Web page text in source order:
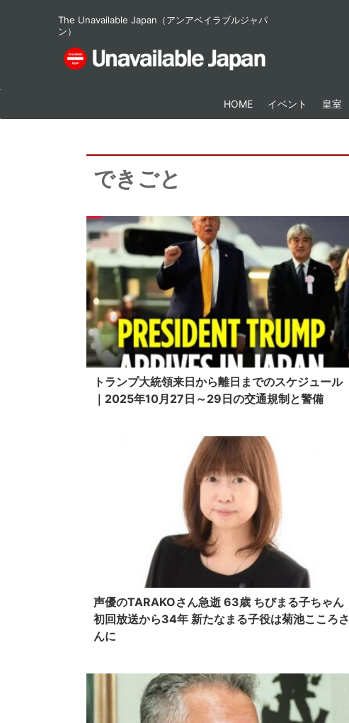
The Unavailable Japan（アンアベイラブルジャパ
ン）
HOME イベント 皇室
できごと
トランプ大統領来日から離日までのスケジュール
｜2025年10月27日～29日の交通規制と警備
声優のTARAKOさん急逝 63歳 ちびまる子ちゃん
初回放送から34年 新たなまる子役は菊池こころさ
んに